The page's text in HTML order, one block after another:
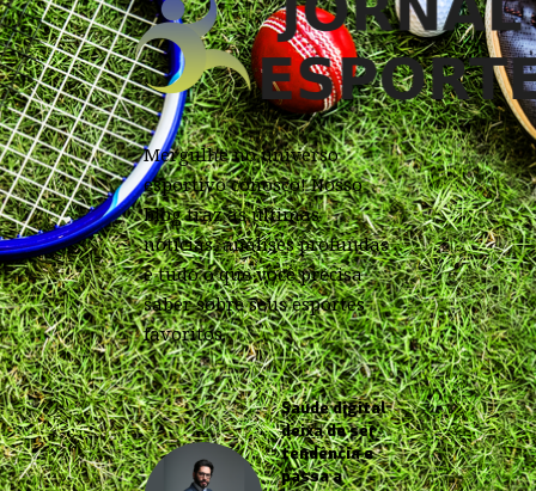
Mergulhe no universo
esportivo conosco! Nosso
blog traz as últimas
notícias, análises profundas
e tudo o que você precisa
saber sobre seus esportes
favoritos.
Saúde digital
deixa de ser
tendência e
passa a